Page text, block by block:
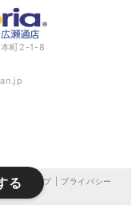
町2-1-8
ンショップ | プライバシー
る